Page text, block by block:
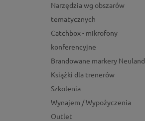
Narzędzia wg obszarów
tematycznych
Catchbox - mikrofony
konferencyjne
Brandowane markery Neuland
Książki dla trenerów
Szkolenia
Wynajem / Wypożyczenia
Outlet